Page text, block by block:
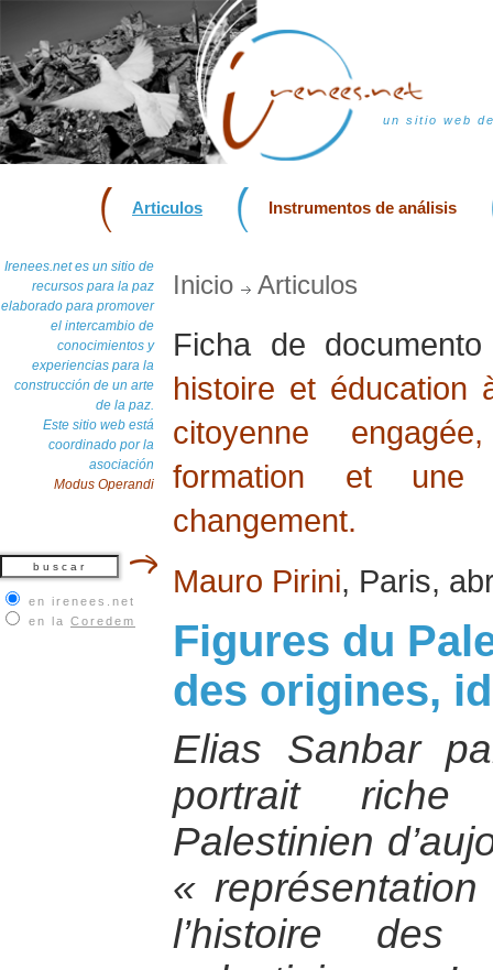
un sitio web
Articulos Instrumentos de análisis
Irenees.net es un sitio de
recursos para la paz
elaborado para promover
el intercambio de
conocimientos y
experiencias para la
construcción de un arte
de la paz.
Este sitio web está
coordinado por la
asociación
Modus Operandi
en irenees.net
en la Coredem
Inicio Articulos
Ficha de
histoire et éducation
citoyenne
formation et une
changement.
Mauro Pirini, Paris,
Figures du
des origines,
Elias Sanbar
portrait
Palestinien
«
l’histoire des